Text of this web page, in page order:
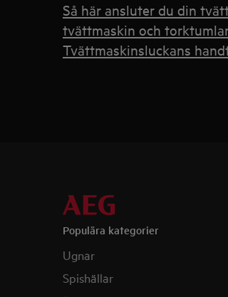
Så här ansluter du din
tvättmaskin och
Tvättmaskinsluckans
Populära kategorier
Ugnar
Spishällar